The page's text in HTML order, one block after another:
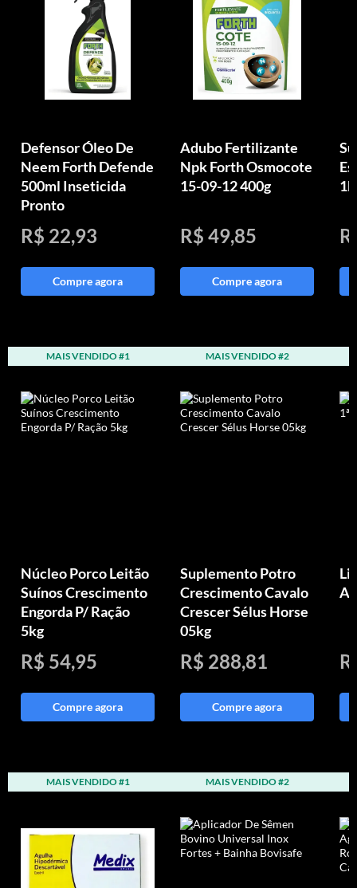
Defensor Óleo De
Neem Forth Defende
500ml Inseticida
Pronto
R$ 22,93
Compre agora
Adubo Fertilizante
Npk Forth Osmocote
15-09-12 400g
R$ 49,85
Compre agora
MAIS VENDIDO #1
Núcleo Porco Leitão
Suínos Crescimento
Engorda P/ Ração
5kg
R$ 54,95
Compre agora
MAIS VENDIDO #2
Suplemento Potro
Crescimento Cavalo
Crescer Sélus Horse
05kg
R$ 288,81
Compre agora
MAIS VENDIDO #1 MAIS VENDIDO #2